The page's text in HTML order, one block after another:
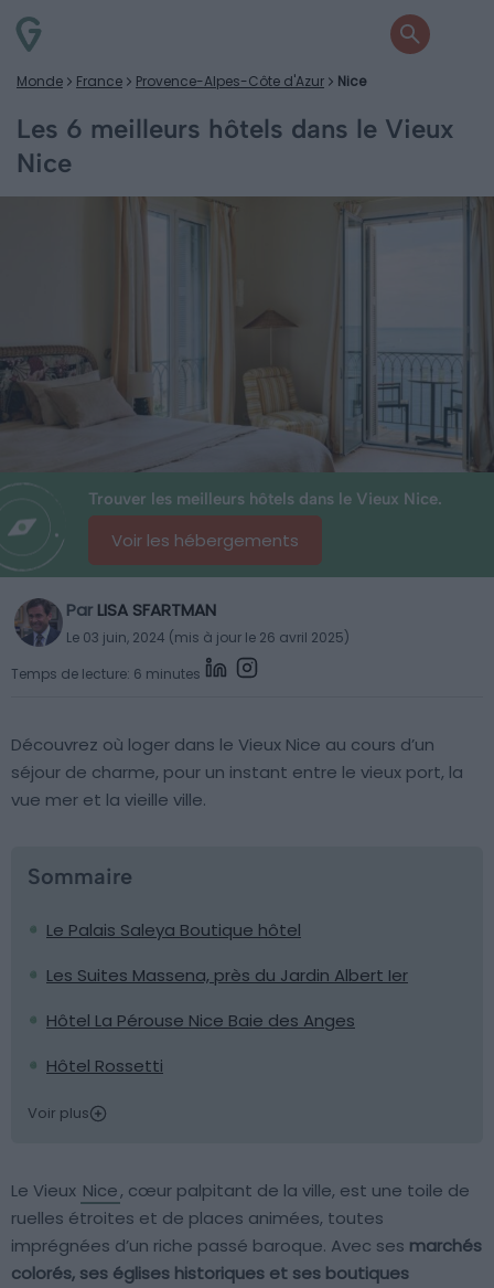
Monde France Provence-Alpes-Côte d'Azur Nice
Les 6 meilleurs hôtels dans le Vieux
Nice
Trouver les meilleurs hôtels dans le Vieux Nice.
Voir les hébergements
Par LISA SFARTMAN
Le 03 juin, 2024 (mis à jour le 26 avril 2025)
Temps de lecture: 6 minutes
Découvrez où loger dans le Vieux Nice au cours d’un
séjour de charme, pour un instant entre le vieux port, la
vue mer et la vieille ville.
Sommaire
Le Palais Saleya Boutique hôtel
Les Suites Massena, près du Jardin Albert Ier
Hôtel La Pérouse Nice Baie des Anges
Hôtel Rossetti
Voir plus
Le Vieux Nice, cœur palpitant de la ville, est une toile de
ruelles étroites et de places animées, toutes
imprégnées d’un riche passé baroque. Avec ses marchés
colorés, ses églises historiques et ses boutiques